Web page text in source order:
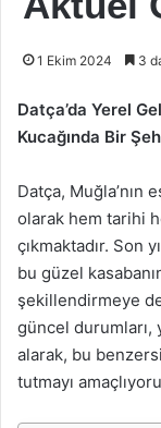
1 Ekim 2024 3
Datça’da Yerel
Kucağında Bir
Datça,
olarak hem tarihi
çıkmaktadır. Son
bu güzel
şekillendirmeye
güncel durumları,
alarak, bu
tutmayı